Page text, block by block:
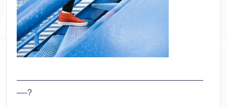
———————————————————————
—-?